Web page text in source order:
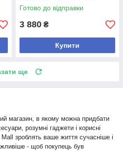
Готово до відправки
3 880 ₴
Купити
ще
магазин, в якому можна придбати
розумні гаджети і корисні
зроблять ваше життя сучасніше і
- щоб покупець був